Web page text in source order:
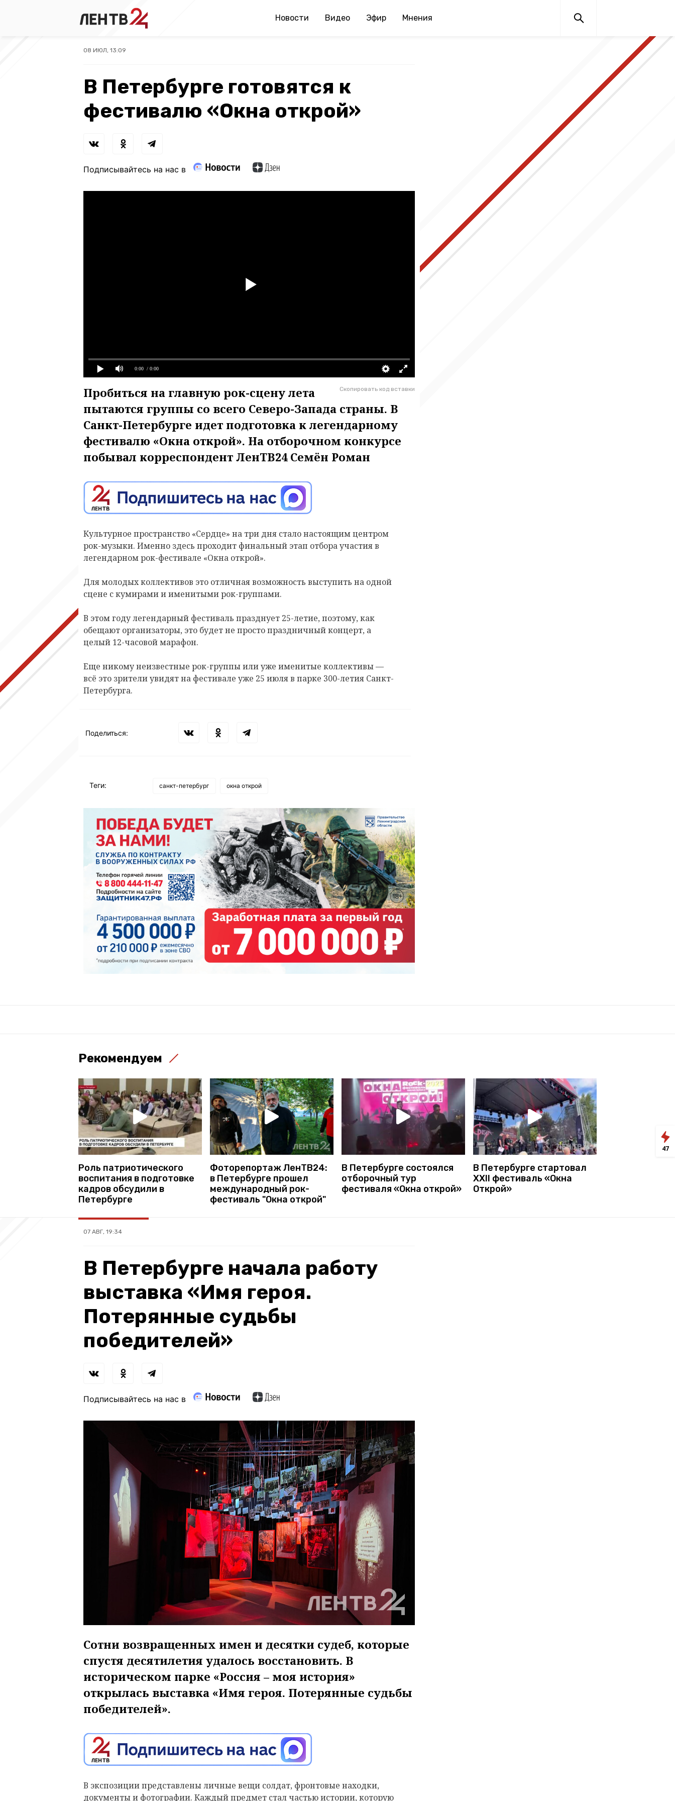
Новости Видео Эфир Мнения
08 ИЮЛ, 13:09
В Петербурге готовятся к
фестивалю «Окна открой»
Подписывайтесь на нас в
0:00 / 0:00
Скопировать код вставки
Пробиться на главную рок-сцену лета
пытаются группы со всего Северо-Запада страны. В
Санкт-Петербурге идет подготовка к легендарному
фестивалю «Окна открой». На отборочном конкурсе
побывал корреспондент ЛенТВ24 Семён Роман
Культурное пространство «Сердце» на три дня стало настоящим центром
рок-музыки. Именно здесь проходит финальный этап отбора участия в
легендарном рок-фестивале «Окна открой».
Для молодых коллективов это отличная возможность выступить на одной
сцене с кумирами и именитыми рок-группами.
В этом году легендарный фестиваль празднует 25-летие, поэтому, как
обещают организаторы, это будет не просто праздничный концерт, а
целый 12-часовой марафон.
Еще никому неизвестные рок-группы или уже именитые коллективы —
всё это зрители увидят на фестивале уже 25 июля в парке 300-летия Санкт-
Петербурга.
Поделиться:
Теги: санкт-петербург окна открой
Рекомендуем
Роль патриотического
воспитания в подготовке
кадров обсудили в
Петербурге
Фоторепортаж ЛенТВ24:
в Петербурге прошел
международный рок-
фестиваль "Окна открой"
В Петербурге состоялся
отборочный тур
фестиваля «Окна открой»
В Петербурге стартовал
XXII фестиваль «Окна
Открой»
07 АВГ, 19:34
В Петербурге начала работу
выставка «Имя героя.
Потерянные судьбы
победителей»
Подписывайтесь на нас в
Сотни возвращенных имен и десятки судеб, которые
спустя десятилетия удалось восстановить. В
историческом парке «Россия – моя история»
открылась выставка «Имя героя. Потерянные судьбы
победителей».
В экспозиции представлены личные вещи солдат, фронтовые находки,
документы и фотографии. Каждый предмет стал частью истории, которую
47